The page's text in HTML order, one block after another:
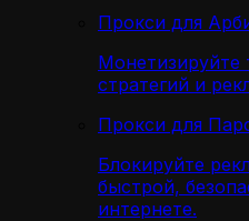
Прокси для
стратегий и
Прокси для
Блокируйте
быстрой,
интернете.